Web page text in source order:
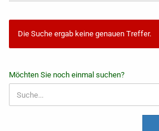
Die Suche ergab keine genauen Treffer.
MÖCHTEN
SIE
NOCH
EINMAL
Möchten Sie noch einmal suchen?